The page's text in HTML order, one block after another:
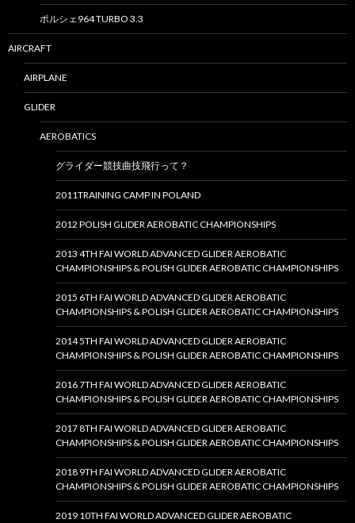
ポルシェ964 TURBO 3.3
AIRCRAFT
AIRPLANE
GLIDER
AEROBATICS
グライダー競技曲技飛行って？
2011TRAINING CAMP IN POLAND
2012 POLISH GLIDER AEROBATIC CHAMPIONSHIPS
2013 4TH FAI WORLD ADVANCED GLIDER AEROBATIC
CHAMPIONSHIPS & POLISH GLIDER AEROBATIC CHAMPIONSHIPS
2015 6TH FAI WORLD ADVANCED GLIDER AEROBATIC
CHAMPIONSHIPS & POLISH GLIDER AEROBATIC CHAMPIONSHIPS
2014 5TH FAI WORLD ADVANCED GLIDER AEROBATIC
CHAMPIONSHIPS & POLISH GLIDER AEROBATIC CHAMPIONSHIPS
2016 7TH FAI WORLD ADVANCED GLIDER AEROBATIC
CHAMPIONSHIPS & POLISH GLIDER AEROBATIC CHAMPIONSHIPS
2017 8TH FAI WORLD ADVANCED GLIDER AEROBATIC
CHAMPIONSHIPS & POLISH GLIDER AEROBATIC CHAMPIONSHIPS
2018 9TH FAI WORLD ADVANCED GLIDER AEROBATIC
CHAMPIONSHIPS & POLISH GLIDER AEROBATIC CHAMPIONSHIPS
2019 10TH FAI WORLD ADVANCED GLIDER AEROBATIC